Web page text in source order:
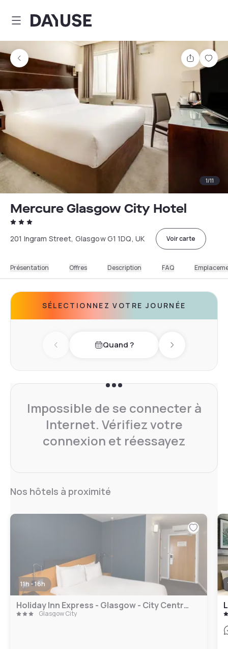
Dayuse
Partager
1/11
Mercure Glasgow City Hotel
201 Ingram Street, Glasgow G1 1DQ, UK Voir carte
Présentation Offres Description FAQ
SÉLECTIONNEZ VOTRE JOURNÉE
Previous dayQuand ? Next day
Impossible de se connecter à
Internet. Vérifiez votre
connexion et réessayez
Nos hôtels à proximité
11h - 16h
Holiday Inn Express - Glasgow - City Centre Riverside by IHG
Glasgow City